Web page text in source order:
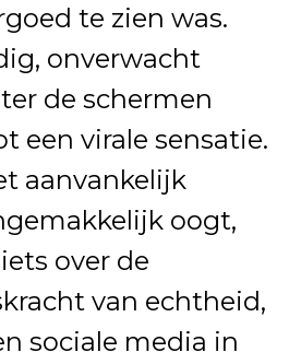
te zien was.
onverwacht
de schermen
een virale sensatie.
aanvankelijk
oogt,
over de
van echtheid,
sociale media in